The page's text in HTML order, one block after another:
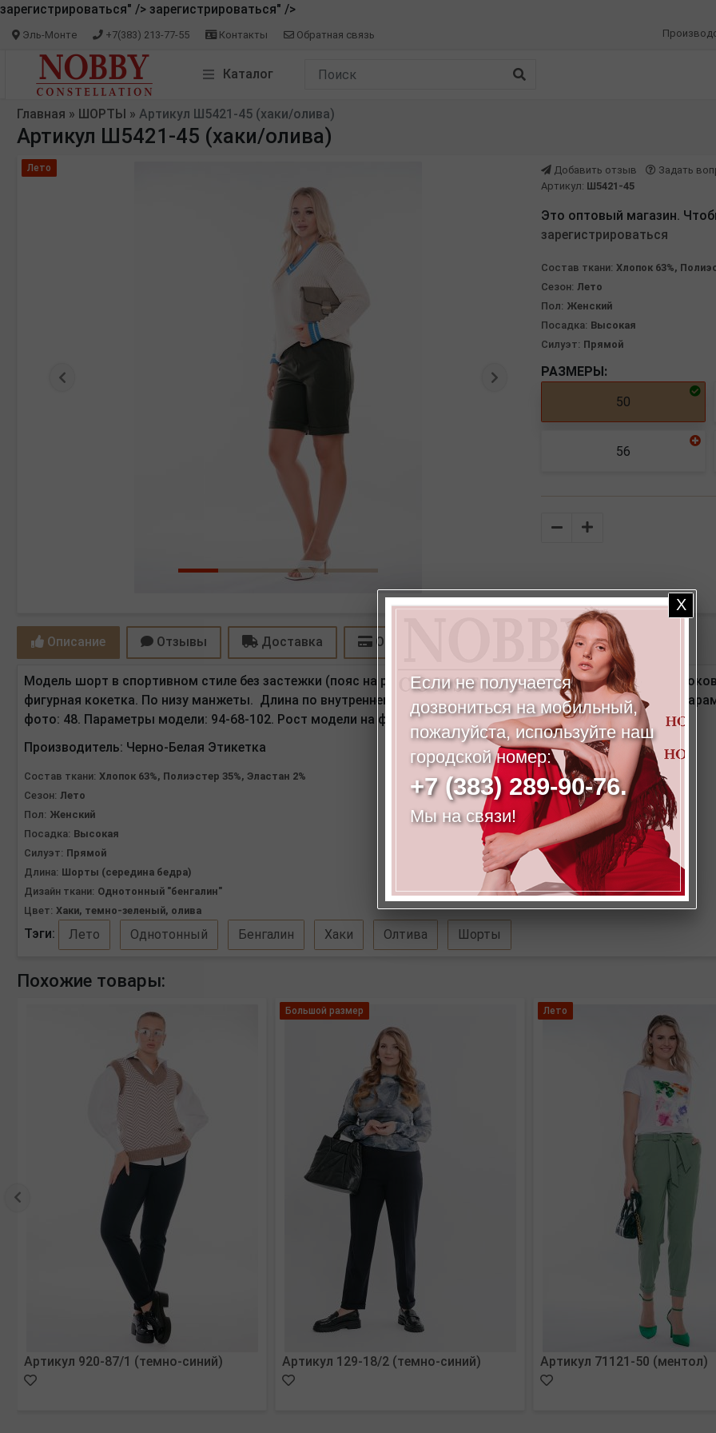
зарегистрироваться" /> зарегистрироваться" />
Эль-Монте +7(383) 213-77-55 Контакты Обратная связь
Каталог
Главная » ШОРТЫ » Артикул Ш5421-45 (хаки/олива)
Артикул Ш5421-45 (хаки/олива)
Лето
Предыдущая Следующая
Добавить отзыв
Задать
Артикул: Ш5421-45
Это оптовый магазин.
зарегистрироваться
Состав ткани: Хлопок 63%,
Сезон: Лето
Пол: Женский
Посадка: Высокая
Силуэт: Прямой
РАЗМЕРЫ:
50
56
Количество
Описание Отзывы Доставка Оплата
Модель шорт в спортивном стиле без застежки (пояс на резине). Детали: спереди вертикальный рельеф,
фигурная кокетка. По низу манжеты. Длина по внутреннему шву - 22 см. Ширина низа - 27 см. *Числовые
фото: 48. Параметры модели: 94-68-102. Рост модели на фото: 175 см.
Производитель: Черно-Белая Этикетка
Состав ткани: Хлопок 63%, Полиэстер 35%, Эластан 2%
Сезон: Лето
Пол: Женский
Посадка: Высокая
Силуэт: Прямой
Длина: Шорты (середина бедра)
Дизайн ткани: Однотонный "бенгалин"
Цвет: Хаки, темно-зеленый, олива
Тэги: Лето Однотонный Бенгалин Хаки Олтива Шорты
Похожие товары:
Артикул 920-87/1 (темно-синий)
Большой размер
Артикул 129-18/2 (темно-синий)
Лето
Артикул 71121-50 (ментол)
Если не получается
дозвониться на мобильный,
пожалуйста, используйте наш
городской номер:
+7 (383) 289-90-76.
Мы на связи!